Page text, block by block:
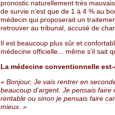
pronostic naturellement très
de survie n’est que de 1 à 4 % au
médecin qui proposerait un
retrouver au tribunal, accusé de
Il est beaucoup plus sûr et
médecine officielle... même s’il sait
La médecine conventionnelle
« Bonjour, Je vais rentrer en
beaucoup d’argent. Je pensais
rentable ou sinon je pensais faire
mieux. »